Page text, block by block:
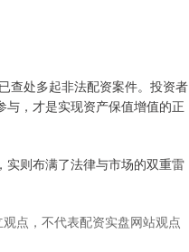
查处多起非法配资案件。投资者
，才是实现资产保值增值的正
实则布满了法律与市场的双重雷
点，不代表配资实盘网站观点